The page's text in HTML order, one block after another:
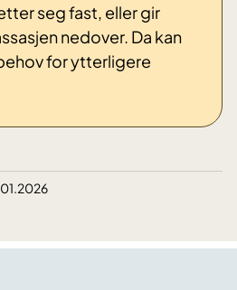
seg fast, eller gir
nedover. Da kan
for ytterligere